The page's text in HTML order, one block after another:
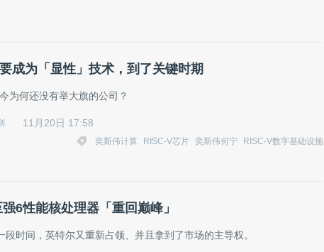
成为「显性」技术，到了关键时期
为何还没有举大旗的公司？
11月20日 17:58
奕斯伟计算 RISC-V芯片 奕斯伟何宁 RISC-V数字基础设施
6性能核处理器「重回巅峰」
段时间，英特尔又重新占领、并且拿到了市场的主导权。